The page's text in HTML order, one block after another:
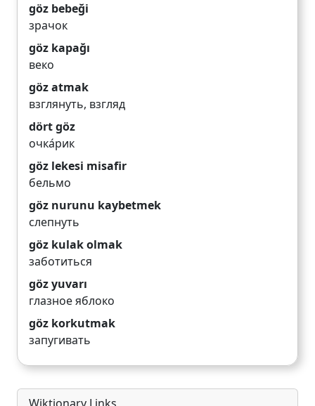
göz bebeği
зрачок
göz kapağı
веко
göz atmak
взглянуть, взгляд
dört göz
очка́рик
göz lekesi misafir
бельмо
göz nurunu kaybetmek
слепнуть
göz kulak olmak
заботиться
göz yuvarı
глазное яблоко
göz korkutmak
запугивать